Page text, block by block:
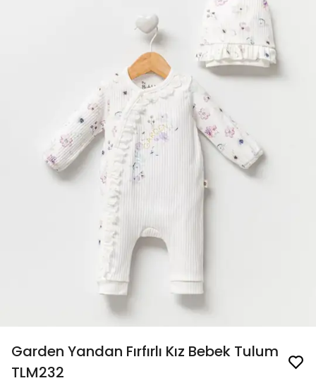
Garden Yandan Fırfırlı Kız Bebek Tulum
TLM232